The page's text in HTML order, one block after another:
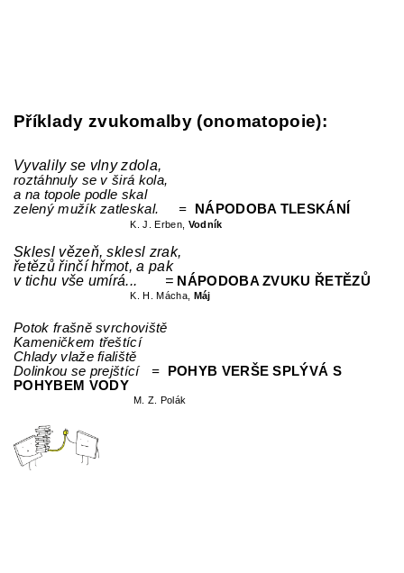
Příklady zvukomalby (onomatopoie):
Vyvalily se vlny zdola,
roztáhnuly se v širá kola,
a na topole podle skal
zelený mužík zatleskal. =
NÁPODOBA TLESKÁNÍ
K. J. Erben, Vodník
Sklesl vězeň, sklesl zrak,
řetězů řinčí hřmot, a pak
v tichu vše umírá... = NÁPODOBA ZVUKU ŘETĚZŮ
K. H. Mácha, Máj
Potok frašně svrchoviště
Kameničkem třeštící
Chlady vlaže fialiště
Dolinkou se prejštící =
POHYB VERŠE SPLÝVÁ S
POHYBEM VODY
M. Z. Polák